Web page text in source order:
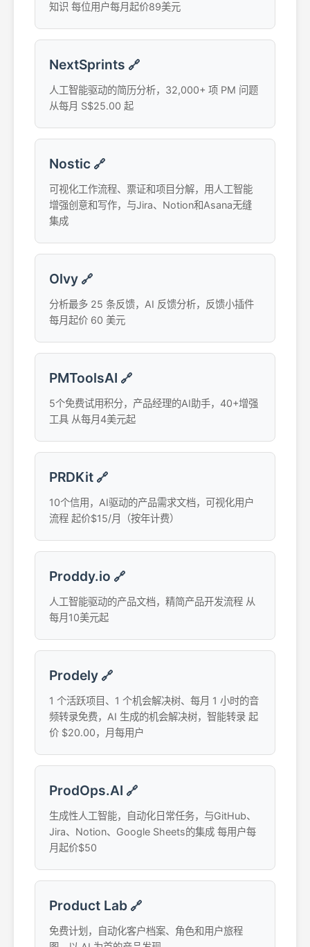
知识 每位用户每月起价89美元
NextSprints 🔗
人工智能驱动的简历分析，32,000+ 项 PM 问题
从每月 S$25.00 起
Nostic 🔗
可视化工作流程、票证和项目分解，用人工智能
增强创意和写作，与Jira、Notion和Asana无缝
集成
Olvy 🔗
分析最多 25 条反馈，AI 反馈分析，反馈小插件
每月起价 60 美元
PMToolsAI 🔗
5个免费试用积分，产品经理的AI助手，40+增强
工具 从每月4美元起
PRDKit 🔗
10个信用，AI驱动的产品需求文档，可视化用户
流程 起价$15/月（按年计费）
Proddy.io 🔗
人工智能驱动的产品文档，精简产品开发流程 从
每月10美元起
Prodely 🔗
1 个活跃项目、1 个机会解决树、每月 1 小时的音
频转录免费，AI 生成的机会解决树，智能转录 起
价 $20.00，月每用户
ProdOps.AI 🔗
生成性人工智能，自动化日常任务，与GitHub、
Jira、Notion、Google Sheets的集成 每用户每
月起价$50
Product Lab 🔗
免费计划，自动化客户档案、角色和用户旅程